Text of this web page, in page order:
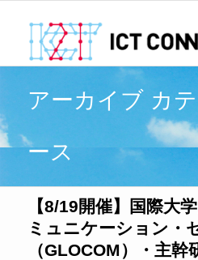
アーカイブ カ
ース
【8/19開催】国際大
ミュニケーション・
（GLOCOM）・主